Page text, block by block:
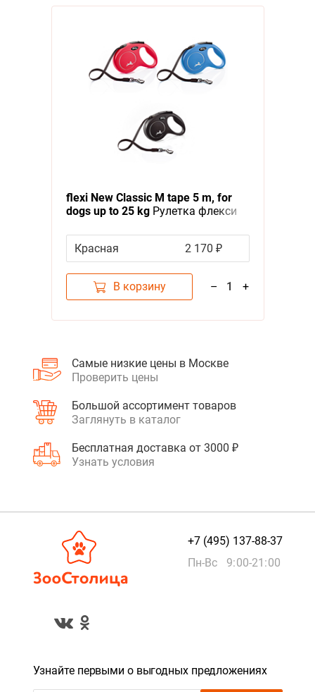
flexi New Classic M tape 5 m, for
dogs up to 25 kgРулетка флекси
м
Красная 2 170 ₽
В корзину – 1 +
Самые низкие цены в Москве
Проверить цены
Большой ассортимент товаров
Заглянуть в каталог
Бесплатная доставка от 3000 ₽
Узнать условия
+7 (495) 137-88-37
Пн-Вс 9:00-21:00
Узнайте первыми о выгодных предложениях